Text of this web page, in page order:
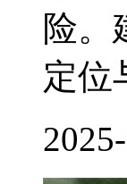
险。
定位